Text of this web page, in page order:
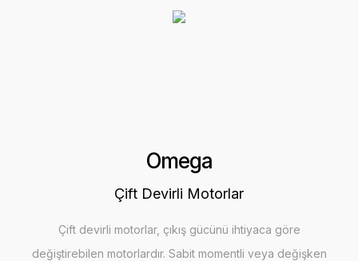
Omega
Çift Devirli Motorlar
Çift devirli motorlar, çıkış gücünü ihtiyaca göre
değiştirebilen motorlardır. Sabit momentli veya değişken